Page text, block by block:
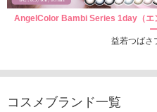
AngelColor Bambi Series 1day（エ
ー
益若つばさ
コスメブランド一覧